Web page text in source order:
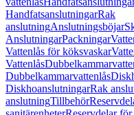
HandfatsanslutningarRak
anslutningAnslutningsböjar
AnslutningarPackningar
Vattenlås för köksvaskar
Vattenlås
Dubbelkammarvattenlås
DiskhoanslutningarRak
anslutningTillbehör